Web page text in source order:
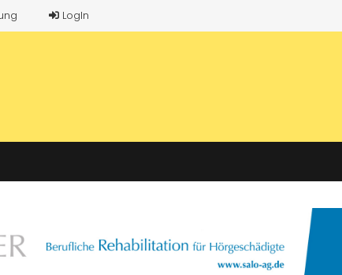
LogIn